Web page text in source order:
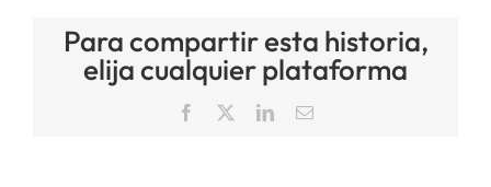
Para compartir esta historia,
elija cualquier plataforma
Facebook LinkedInCorreo